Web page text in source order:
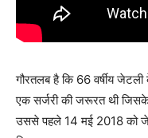
गौरतलब है कि 66 वर्षीय
एक सर्जरी की जरूरत थी जिसके
उससे पहले 14 मई 2018 को